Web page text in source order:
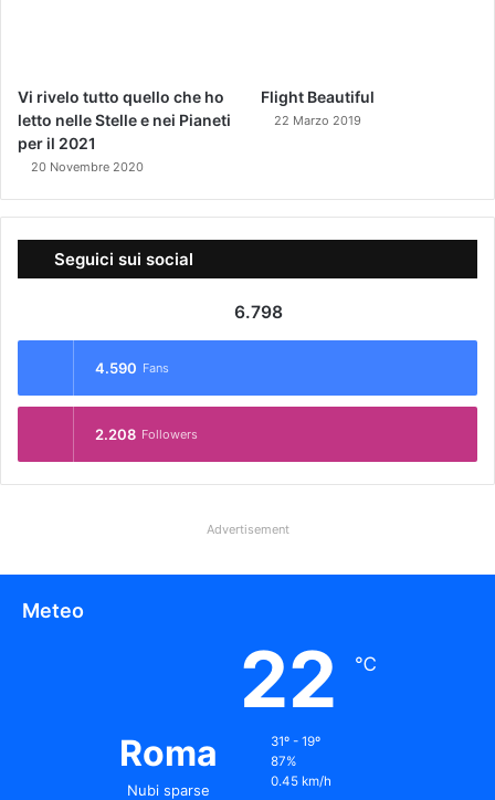
Vi rivelo tutto quello che ho
letto nelle Stelle e nei Pianeti
per il 2021
20 Novembre 2020
Flight Beautiful
22 Marzo 2019
Seguici sui social
6.798
4.590 Fans
2.208 Followers
Advertisement
Meteo
Roma
Nubi sparse
22 ℃
31º - 19º
87%
0.45 km/h